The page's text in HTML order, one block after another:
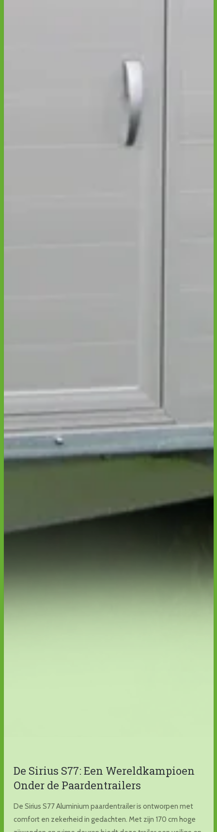
De Sirius S77: Een Wereldkampioen
Onder de Paardentrailers
De Sirius S77 Aluminium paardentrailer is ontworpen met
comfort en zekerheid in gedachten. Met zijn 170 cm hoge